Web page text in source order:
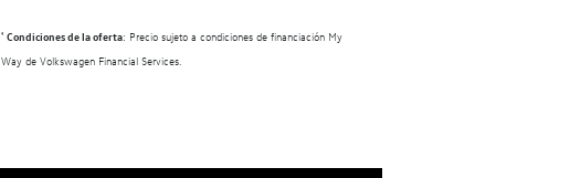
¹Condiciones de la oferta: Precio sujeto a condiciones de financiación My
Way de Volkswagen Financial Services.